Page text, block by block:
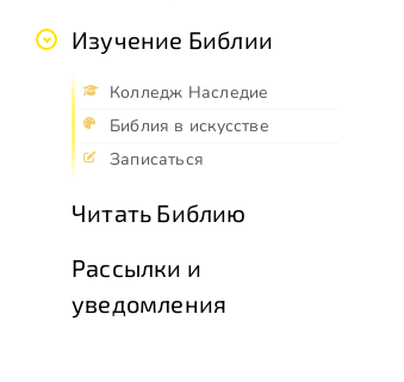
Изучение Библии
Колледж Наследие
Библия в искусстве
Записаться
Читать Библию
Рассылки и
уведомления